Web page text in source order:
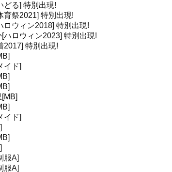
どる] 特別出現!
育祭2021] 特別出現!
ロウィン2018] 特別出現!
ハロウィン2023] 特別出現!
2017] 特別出現!
イド]
イド]
服A]
服A]